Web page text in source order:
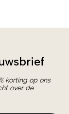
korting op ons
over de